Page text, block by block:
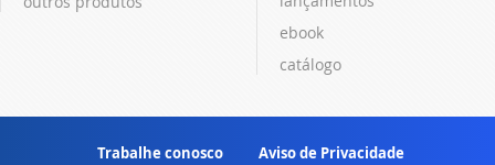
ebook
catálogo
Trabalhe conosco Aviso de Privacidade